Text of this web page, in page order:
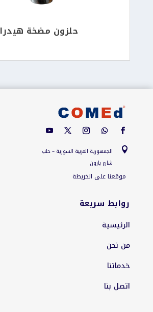
حلزون مضخة هيدرا

الجمهورية العربية السورية – حلب
شارع بارون
موقعنا على الخريطة
روابط سريعة
الرئيسية
من نحن
خدماتنا
اتصل بنا